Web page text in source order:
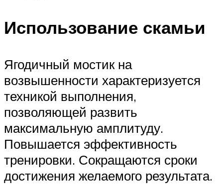
Использование скамьи
Ягодичный мостик на
возвышенности характеризуется
техникой выполнения,
позволяющей развить
максимальную амплитуду.
Повышается эффективность
тренировки. Сокращаются сроки
достижения желаемого результата.